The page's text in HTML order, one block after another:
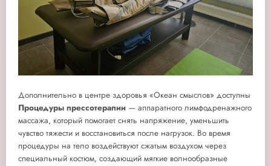
Дополнительно в центре здоровья «Океан смыслов» доступны
Процедуры прессотерапии — аппаратного лимфодренажного
массажа, который помогает снять напряжение, уменьшить
чувство тяжести и восстановиться после нагрузок. Во время
процедуры на тело воздействуют сжатым воздухом через
специальный костюм, создающий мягкие волнообразные